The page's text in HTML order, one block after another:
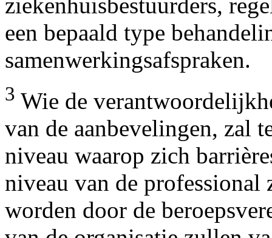
ziekenhuisbestuurders,
een bepaald type
samenwerkingsafspraken.
3 Wie de
van de aanbevelingen, zal
niveau waarop zich
niveau van de professional
worden door de